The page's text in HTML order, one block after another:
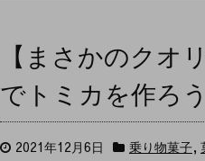
【まさかのクオ
でトミカを作ろう
2021年12月6日 乗り物菓子,